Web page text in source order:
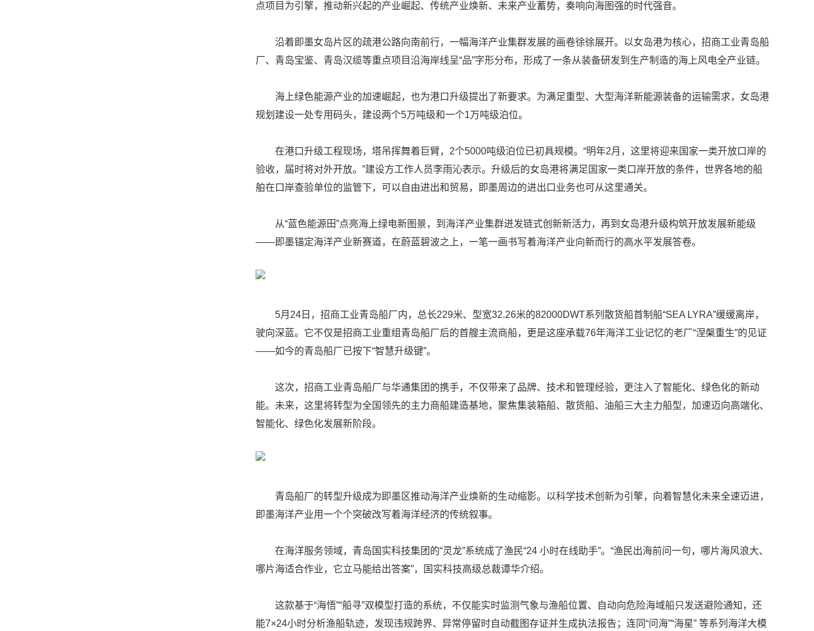
点项目为引擎，推动新兴起的产业崛起、传统产业焕新、未来产业蓄势，奏响向海图强的时代强音。
沿着即墨女岛片区的疏港公路向南前行，一幅海洋产业集群发展的画卷徐徐展开。以女岛港为核心，招商工业青岛船
厂、青岛宝鉴、青岛汉缆等重点项目沿海岸线呈“品”字形分布，形成了一条从装备研发到生产制造的海上风电全产业链。
海上绿色能源产业的加速崛起，也为港口升级提出了新要求。为满足重型、大型海洋新能源装备的运输需求，女岛港
规划建设一处专用码头，建设两个5万吨级和一个1万吨级泊位。
在港口升级工程现场，塔吊挥舞着巨臂，2个5000吨级泊位已初具规模。“明年2月，这里将迎来国家一类开放口岸的
验收，届时将对外开放。”建设方工作人员李雨沁表示。升级后的女岛港将满足国家一类口岸开放的条件，世界各地的船
舶在口岸查验单位的监管下，可以自由进出和贸易，即墨周边的进出口业务也可从这里通关。
从“蓝色能源田”点亮海上绿电新图景，到海洋产业集群迸发链式创新新活力，再到女岛港升级构筑开放发展新能级
——即墨锚定海洋产业新赛道，在蔚蓝碧波之上，一笔一画书写着海洋产业向新而行的高水平发展答卷。
5月24日，招商工业青岛船厂内，总长229米、型宽32.26米的82000DWT系列散货船首制船“SEA LYRA”缓缓离岸，
驶向深蓝。它不仅是招商工业重组青岛船厂后的首艘主流商船，更是这座承载76年海洋工业记忆的老厂“涅槃重生”的见证
——如今的青岛船厂已按下“智慧升级键”。
这次，招商工业青岛船厂与华通集团的携手，不仅带来了品牌、技术和管理经验，更注入了智能化、绿色化的新动
能。未来，这里将转型为全国领先的主力商船建造基地，聚焦集装箱船、散货船、油船三大主力船型，加速迈向高端化、
智能化、绿色化发展新阶段。
青岛船厂的转型升级成为即墨区推动海洋产业焕新的生动缩影。以科学技术创新为引擎，向着智慧化未来全速迈进，
即墨海洋产业用一个个突破改写着海洋经济的传统叙事。
在海洋服务领域，青岛国实科技集团的“灵龙”系统成了渔民“24 小时在线助手”。“渔民出海前问一句，哪片海风浪大、
哪片海适合作业，它立马能给出答案”，国实科技高级总裁谭华介绍。
这款基于“海悟”“船寻”双模型打造的系统，不仅能实时监测气象与渔船位置、自动向危险海域船只发送避险通知，还
能7×24小时分析渔船轨迹，发现违规跨界、异常停留时自动截图存证并生成执法报告；连同“问海”“海星” 等系列海洋大模